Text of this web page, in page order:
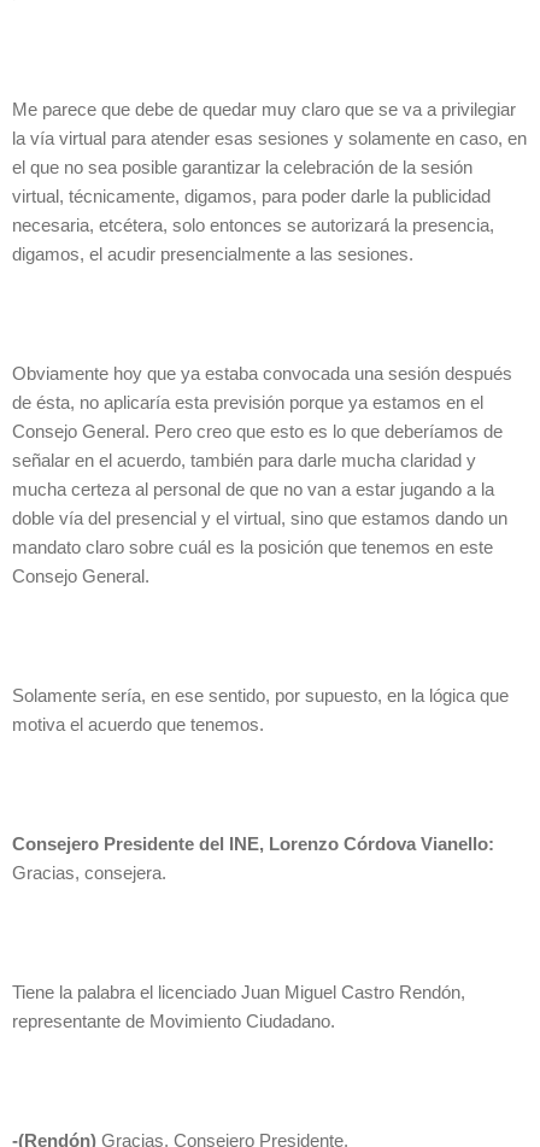
Me parece que debe de quedar muy claro que se va a privilegiar
la vía virtual para atender esas sesiones y solamente en caso, en
el que no sea posible garantizar la celebración de la sesión
virtual, técnicamente, digamos, para poder darle la publicidad
necesaria, etcétera, solo entonces se autorizará la presencia,
digamos, el acudir presencialmente a las sesiones.
Obviamente hoy que ya estaba convocada una sesión después
de ésta, no aplicaría esta previsión porque ya estamos en el
Consejo General. Pero creo que esto es lo que deberíamos de
señalar en el acuerdo, también para darle mucha claridad y
mucha certeza al personal de que no van a estar jugando a la
doble vía del presencial y el virtual, sino que estamos dando un
mandato claro sobre cuál es la posición que tenemos en este
Consejo General.
Solamente sería, en ese sentido, por supuesto, en la lógica que
motiva el acuerdo que tenemos.
Consejero Presidente del INE, Lorenzo Córdova Vianello:
Gracias, consejera.
Tiene la palabra el licenciado Juan Miguel Castro Rendón,
representante de Movimiento Ciudadano.
-(Rendón) Gracias, Consejero Presidente.